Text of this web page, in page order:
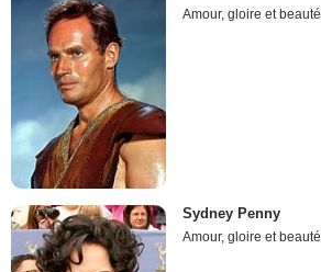
Amour, gloire et beauté
Sydney Penny
Amour, gloire et beauté